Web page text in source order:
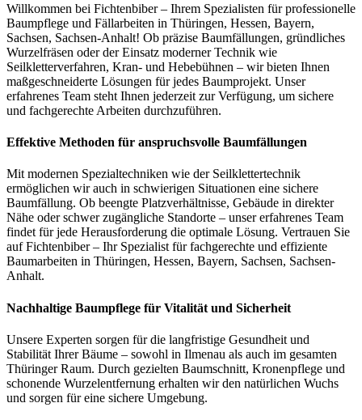
Willkommen bei Fichtenbiber – Ihrem Spezialisten für professionelle
Baumpflege und Fällarbeiten in Thüringen, Hessen, Bayern,
Sachsen, Sachsen-Anhalt! Ob präzise Baumfällungen, gründliches
Wurzelfräsen oder der Einsatz moderner Technik wie
Seilkletterverfahren, Kran- und Hebebühnen – wir bieten Ihnen
maßgeschneiderte Lösungen für jedes Baumprojekt. Unser
erfahrenes Team steht Ihnen jederzeit zur Verfügung, um sichere
und fachgerechte Arbeiten durchzuführen.
Effektive Methoden für anspruchsvolle Baumfällungen
Mit modernen Spezialtechniken wie der Seilklettertechnik
ermöglichen wir auch in schwierigen Situationen eine sichere
Baumfällung. Ob beengte Platzverhältnisse, Gebäude in direkter
Nähe oder schwer zugängliche Standorte – unser erfahrenes Team
findet für jede Herausforderung die optimale Lösung. Vertrauen Sie
auf Fichtenbiber – Ihr Spezialist für fachgerechte und effiziente
Baumarbeiten in Thüringen, Hessen, Bayern, Sachsen, Sachsen-
Anhalt.
Nachhaltige Baumpflege für Vitalität und Sicherheit
Unsere Experten sorgen für die langfristige Gesundheit und
Stabilität Ihrer Bäume – sowohl in Ilmenau als auch im gesamten
Thüringer Raum. Durch gezielten Baumschnitt, Kronenpflege und
schonende Wurzelentfernung erhalten wir den natürlichen Wuchs
und sorgen für eine sichere Umgebung.